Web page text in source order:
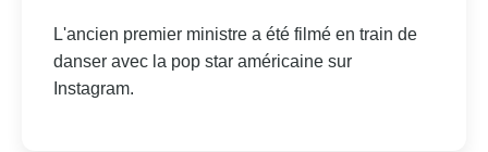
L'ancien premier ministre a été filmé en train de
danser avec la pop star américaine sur
Instagram.